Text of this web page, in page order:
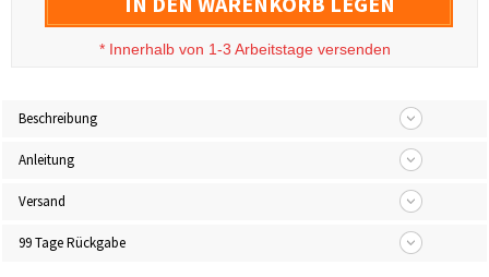
* Innerhalb von 1-3 Arbeitstage versenden
Beschreibung
Anleitung
Versand
99 Tage Rückgabe